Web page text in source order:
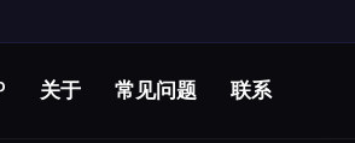
关于 常见问题 联系